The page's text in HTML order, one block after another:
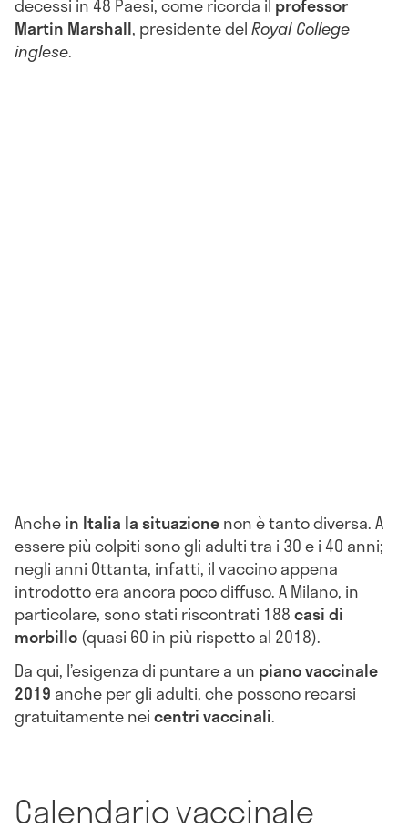
decessi in 48 Paesi, come ricorda il professor
Martin Marshall, presidente delRoyal College
inglese.
Anchein Italia la situazionenon è tanto diversa. A
essere più colpiti sono gli adulti tra i 30 e i 40 anni;
negli anni Ottanta, infatti, il vaccino appena
introdotto era ancora poco diffuso. A Milano, in
particolare, sono stati riscontrati 188casi di
morbillo(quasi 60 in più rispetto al 2018).
Da qui, l’esigenza di puntare a un piano vaccinale
2019 anche per gli adulti, che possono recarsi
gratuitamente neicentri vaccinali.
Calendario vaccinale